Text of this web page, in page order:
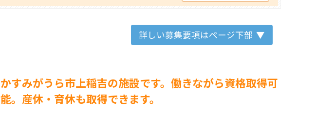
詳しい募集要項はページ下部
かすみがうら市上稲吉の施設です。働きながら資格取得可
能。産休・育休も取得できます。